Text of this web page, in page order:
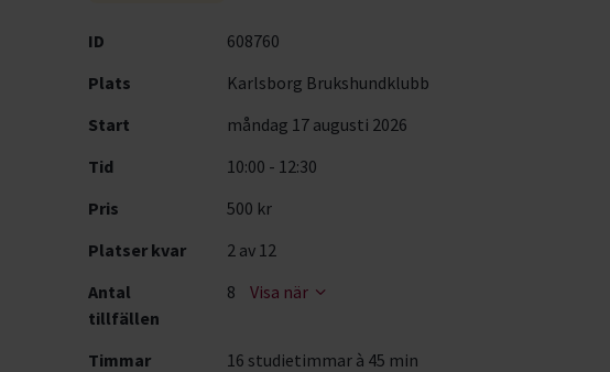
ID
608760
Plats
Karlsborg Brukshundklubb
Start
måndag 17 augusti 2026
Tid
10:00 - 12:30
Pris
500 kr
Platser kvar
2 av 12
Antal
tillfällen
8 Visa när
Timmar 16 studietimmar à 45 min